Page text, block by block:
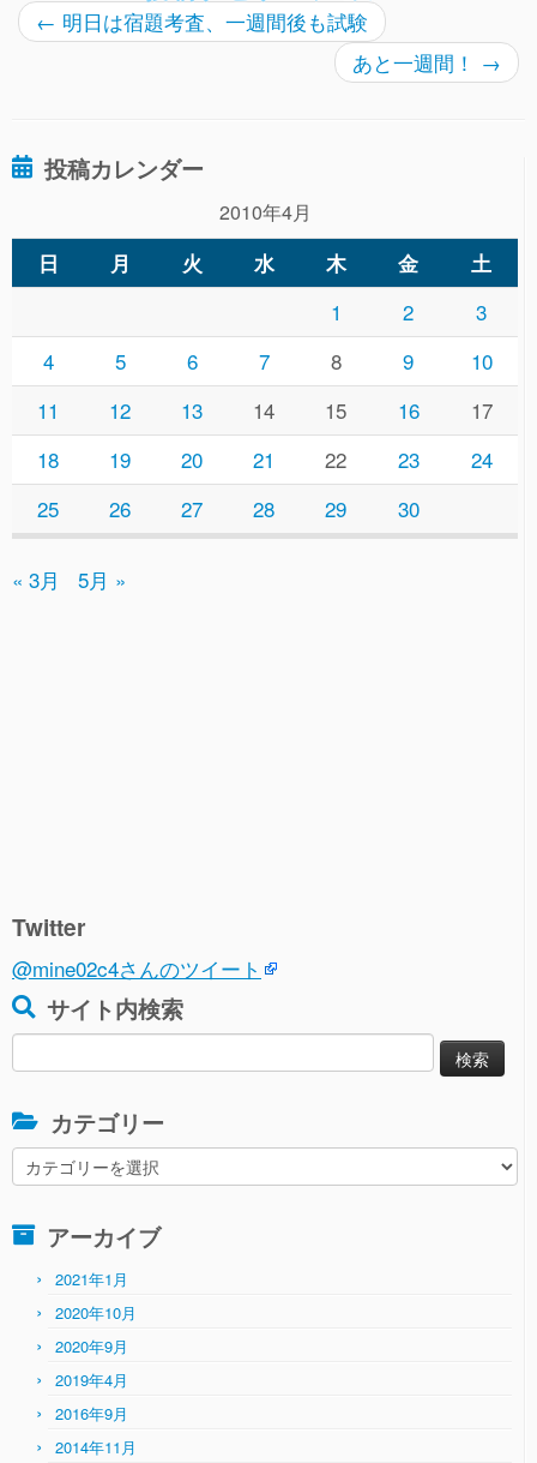
← 明日は宿題考査、一週間後も試験
あと一週間！ →
投稿カレンダー
2010年4月
日 月 火 水 木 金 土
1 2
3
4
5 6 7 8 9
10
11
12 13 14 15 16
17
18
19 20 21 22 23
24
25
26 27 28 29 30
« 3月 5月 »
Twitter
@mine02c4さんのツイート
サイト内検索
検
索:
カテゴリー
カ
テ
リ
アーカイブ
2021年1月
2020年10月
2020年9月
2019年4月
2016年9月
2014年11月